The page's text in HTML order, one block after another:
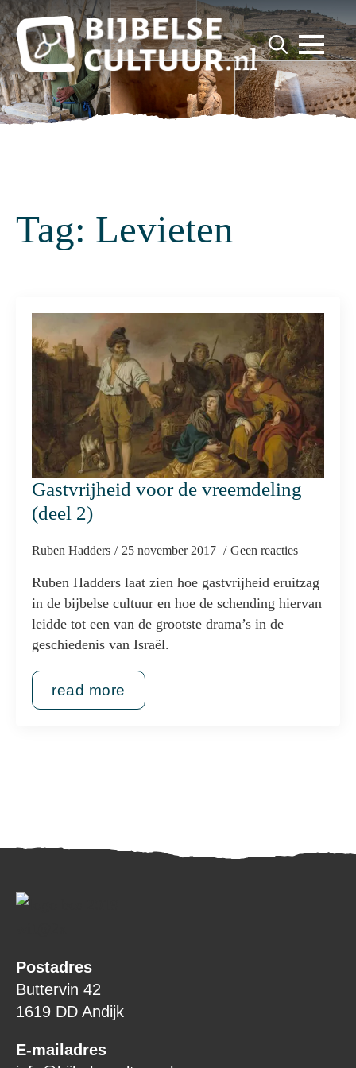
Search
for:
for:
Tag: Levieten
Gastvrijheid voor de vreemdeling
(deel 2)
Ruben Hadders 25 november 2017 Geen reacties
Ruben Hadders laat zien hoe gastvrijheid eruitzag
in de bijbelse cultuur en hoe de schending hiervan
leidde tot een van de grootste drama’s in de
geschiedenis van Israël.
read more
Postadres
Buttervin 42
1619 DD Andijk
E-mailadres